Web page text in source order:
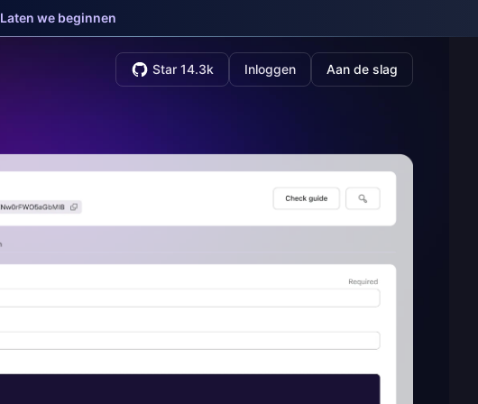
Laten we beginnen
Star 14.3k Inloggen Aan de slag